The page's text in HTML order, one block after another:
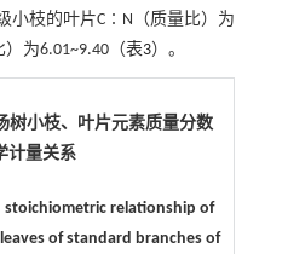
小枝的叶片C∶N（质量比）为
为6.01~9.40（表3）。
树小枝、叶片元素质量分数
计量关系
stoichiometric relationship of
of standard branches of